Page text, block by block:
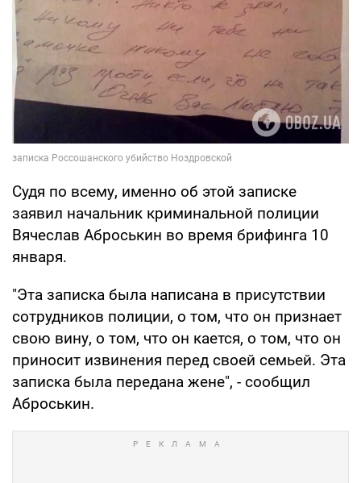
Судя по всему, именно об этой записке
заявил начальник криминальной полиции
Вячеслав Аброськин во время брифинга 10
января.
"Эта записка была написана в присутствии
сотрудников полиции, о том, что он признает
свою вину, о том, что он кается, о том, что он
приносит извинения перед своей семьей. Эта
записка была передана жене", - сообщил
Аброськин.